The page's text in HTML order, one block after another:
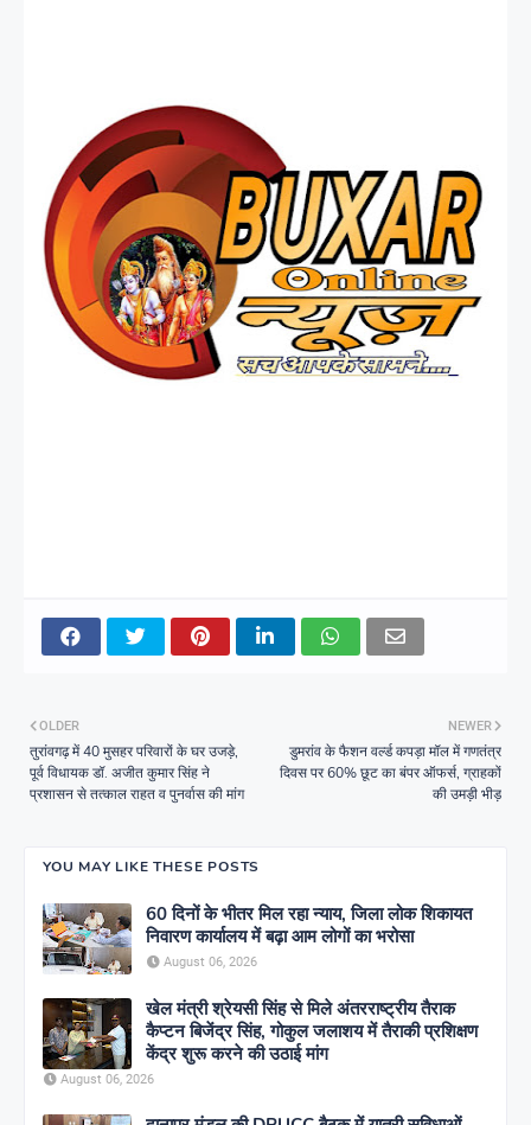
NEWER
डुमरांव के फैशन वर्ल्ड कपड़ा मॉल में गणतंत्र
दिवस पर 60% छूट का बंपर ऑफर्स, ग्राहकों
की उमड़ी भीड़
OLDER
तुरांवगढ़ में 40 मुसहर परिवारों के घर उजड़े,
पूर्व विधायक डॉ. अजीत कुमार सिंह ने
प्रशासन से तत्काल राहत व पुनर्वास की मांग
YOU MAY LIKE THESE POSTS
60 दिनों के भीतर मिल रहा न्याय, जिला लोक शिकायत
निवारण कार्यालय में बढ़ा आम लोगों का भरोसा
August 06, 2026
खेल मंत्री श्रेयसी सिंह से मिले अंतरराष्ट्रीय तैराक
कैप्टन बिजेंद्र सिंह, गोकुल जलाशय में तैराकी प्रशिक्षण
केंद्र शुरू करने की उठाई मांग
August 06, 2026